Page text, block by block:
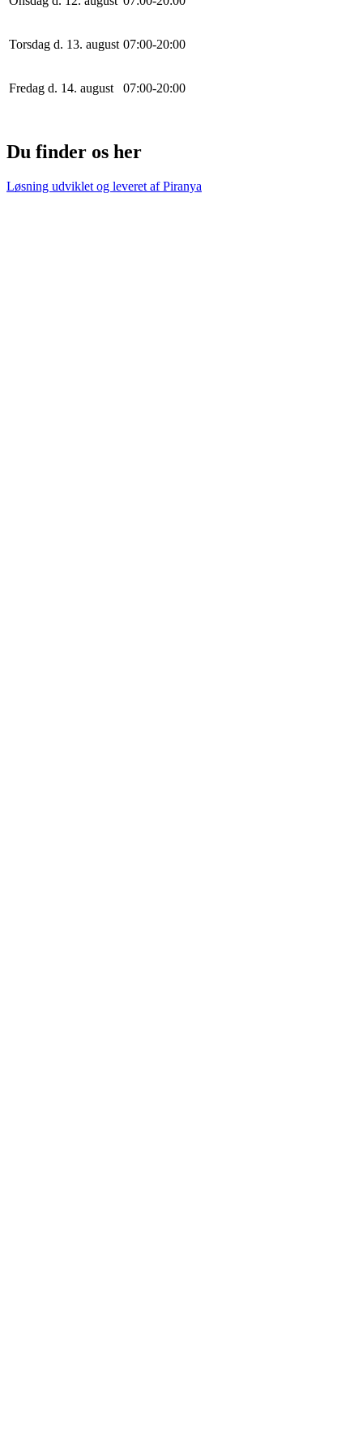
Torsdag d. 13. august 07:00-20:00
Fredag d. 14. august 07:00-20:00
Du finder os her
Løsning udviklet og leveret afPiranya